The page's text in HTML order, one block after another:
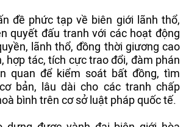
đề phức tạp về biên giới lãnh thổ,
quyết đấu tranh với các hoạt động
lãnh thổ, đồng thời giương cao
hợp tác, tích cực trao đổi, đàm phán
quan để kiểm soát bất đồng, tìm
bản, lâu dài cho các tranh chấp
bình trên cơ sở luật pháp quốc tế.